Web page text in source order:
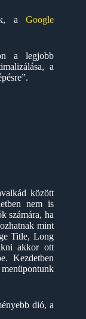
aGoogle
a legjobb
a
között
nem is
számára, ha
mint
Title, Long
akkor ott
Kezdetben
dió, a